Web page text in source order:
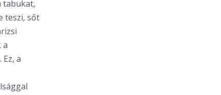
tabukat,
teszi, sőt
a
a